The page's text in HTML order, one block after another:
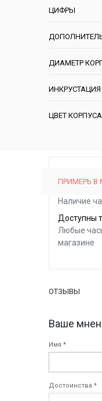
ЦИФРЫ
ДИАМЕТР
ИНКРУСТАЦИЯ
ЦВЕТ КОРПУСА
ПРИМЕРЬ В
Наличие
Доступны
Любые
магазине
ОТЗЫВЫ
Ваше
Имя *
Достоинства *